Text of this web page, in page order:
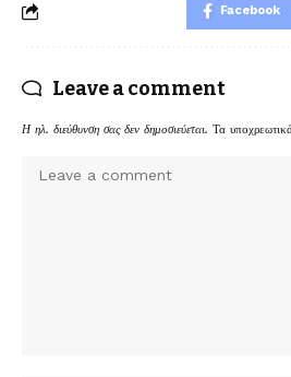
Facebook
Leave a comment
Η ηλ. διεύθυνση σας δεν δημοσιεύεται. Τα